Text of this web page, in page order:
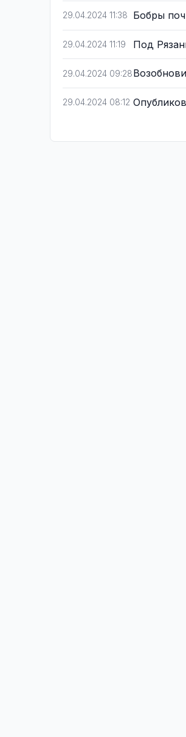
29.04.2024 11:38 Бобры
29.04.2024 11:19 Под
29.04.2024 09:28
29.04.2024 08:12